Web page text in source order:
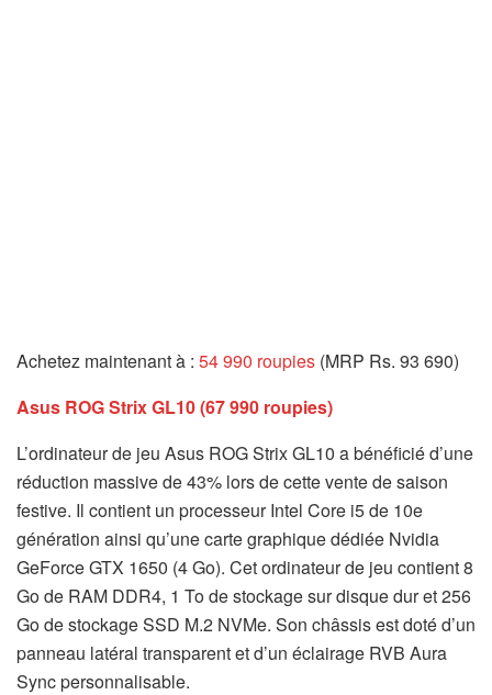
Achetez maintenant à : 54 990 roupies (MRP Rs. 93 690)
Asus ROG Strix GL10 (67 990 roupies)
L’ordinateur de jeu Asus ROG Strix GL10 a bénéficié d’une
réduction massive de 43% lors de cette vente de saison
festive. Il contient un processeur Intel Core i5 de 10e
génération ainsi qu’une carte graphique dédiée Nvidia
GeForce GTX 1650 (4 Go). Cet ordinateur de jeu contient 8
Go de RAM DDR4, 1 To de stockage sur disque dur et 256
Go de stockage SSD M.2 NVMe. Son châssis est doté d’un
panneau latéral transparent et d’un éclairage RVB Aura
Sync personnalisable.